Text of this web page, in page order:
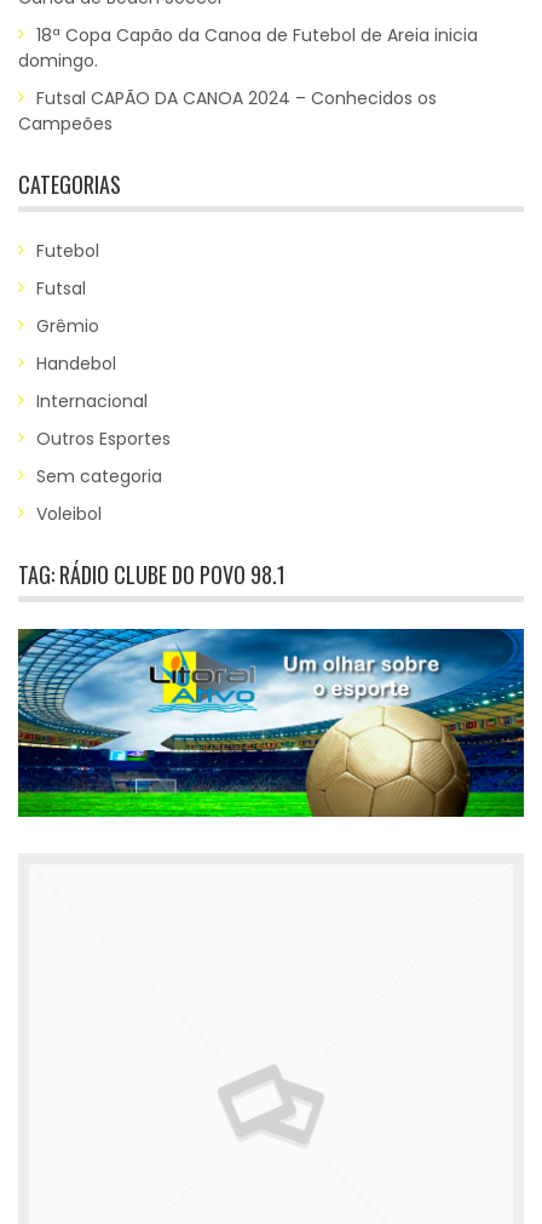
18ª Copa Capão da Canoa de Futebol de Areia inicia
domingo.
Futsal CAPÃO DA CANOA 2024 – Conhecidos os
Campeões
CATEGORIAS
Futebol
Futsal
Grêmio
Handebol
Internacional
Outros Esportes
Sem categoria
Voleibol
TAG:RÁDIO CLUBE DO POVO 98.1